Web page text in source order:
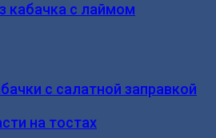
кабачка с лаймом
с салатной заправкой
на тостах